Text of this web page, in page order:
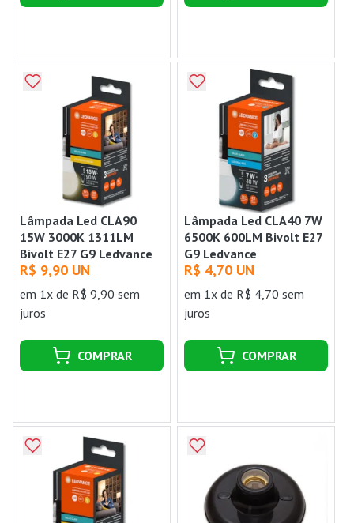
Lâmpada Led CLA90
15W 3000K 1311LM
Bivolt E27 G9 Ledvance
R$ 9,90 UN
em 1x de R$ 9,90 sem
juros
COMPRAR
Lâmpada Led CLA40 7W
6500K 600LM Bivolt E27
G9 Ledvance
R$ 4,70 UN
em 1x de R$ 4,70 sem
juros
COMPRAR